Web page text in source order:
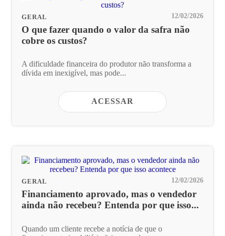
GERAL 12/02/2026
O que fazer quando o valor da safra não
cobre os custos?
A dificuldade financeira do produtor não transforma a
dívida em inexigível, mas pode...
ACESSAR
GERAL 12/02/2026
Financiamento aprovado, mas o vendedor
ainda não recebeu? Entenda por que isso...
Quando um cliente recebe a notícia de que o